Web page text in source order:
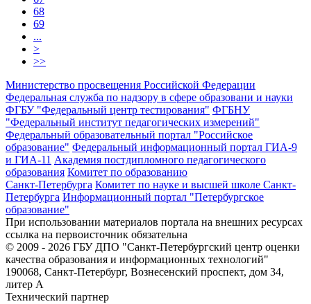
68
69
...
>
>>
Министерство просвещения Российской Федерации
Федеральная служба по надзору в сфере образовани и науки
ФГБУ "Федеральный центр тестирования" ФГБНУ
"Федеральный институт педагогических измерений"
Федеральный образовательный портал "Российское
образование" Федеральный информационный портал ГИА-9
и ГИА-11 Академия постдипломного педагогического
образования Комитет по образованию
Санкт-Петербурга Комитет по науке и высшей школе Санкт-
Петербурга Информационный портал "Петербургское
образование"
При использовании материалов портала на внешних ресурсах
ссылка на первоисточник обязательна
© 2009 - 2026 ГБУ ДПО "Санкт-Петербургский центр оценки
качества образования и информационных технологий"
190068, Санкт-Петербург, Вознесенский проспект, дом 34,
литер А
Технический партнер